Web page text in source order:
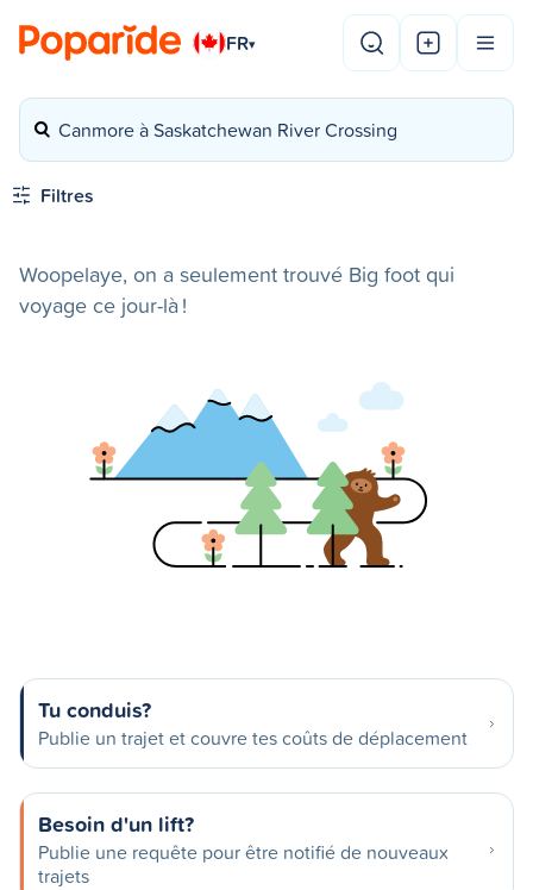
FR▾
Canmore à Saskatchewan River Crossing
Filtres
Woopelaye, on a seulement trouvé Big foot qui
voyage ce jour-là !
Tu conduis?
Publie un trajet et couvre tes coûts de déplacement
Besoin d'un lift?
Publie une requête pour être notifié de nouveaux
trajets